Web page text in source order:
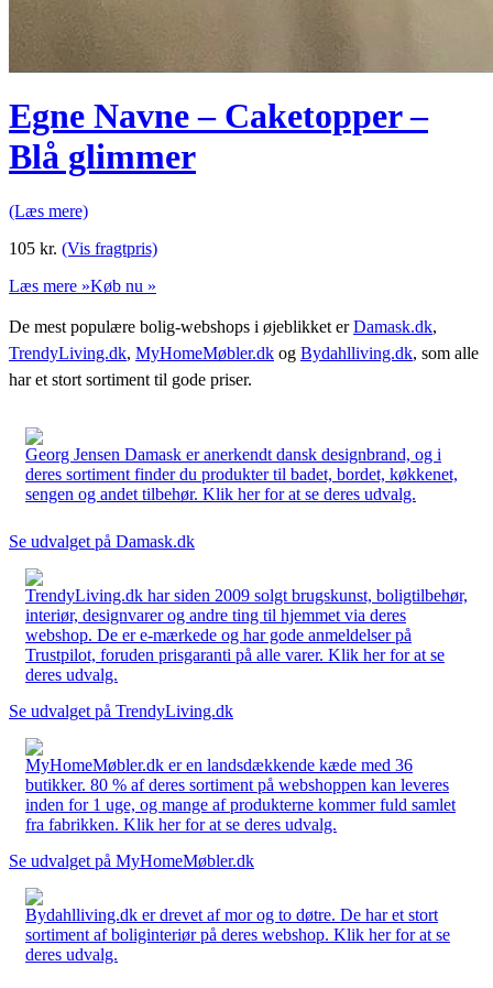
Egne Navne – Caketopper –
Blå glimmer
(Læs mere)
105 kr. (Vis fragtpris)
Læs mere »Køb nu »
De mest populære bolig-webshops i øjeblikket erDamask.dk,
TrendyLiving.dk, MyHomeMøbler.dk og Bydahlliving.dk, som alle
har et stort sortiment til gode priser.
Georg Jensen Damask er anerkendt dansk designbrand, og i
deres sortiment finder du produkter til badet, bordet, køkkenet,
sengen og andet tilbehør. Klik her for at se deres udvalg.
Se udvalget på Damask.dk
TrendyLiving.dk har siden 2009 solgt brugskunst, boligtilbehør,
interiør, designvarer og andre ting til hjemmet via deres
webshop. De er e-mærkede og har gode anmeldelser på
Trustpilot, foruden prisgaranti på alle varer. Klik her for at se
deres udvalg.
Se udvalget på TrendyLiving.dk
MyHomeMøbler.dk er en landsdækkende kæde med 36
butikker. 80 % af deres sortiment på webshoppen kan leveres
inden for 1 uge, og mange af produkterne kommer fuld samlet
fra fabrikken. Klik her for at se deres udvalg.
Se udvalget på MyHomeMøbler.dk
Bydahlliving.dk er drevet af mor og to døtre. De har et stort
sortiment af boliginteriør på deres webshop. Klik her for at se
deres udvalg.